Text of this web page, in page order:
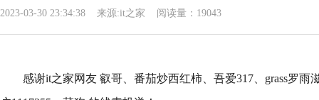
2023-03-30 23:34:38 来源:it之家 阅读量：19043
感谢it之家网友 叡哥、番茄炒西红柿、吾爱317、grass罗雨